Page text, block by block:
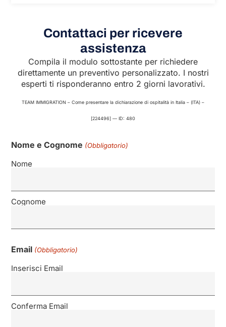
Contattaci per ricevere
assistenza
Compila il modulo sottostante per richiedere
direttamente un preventivo personalizzato. I nostri
esperti ti risponderanno entro 2 giorni lavorativi.
TEAM IMMIGRATION – Come presentare la dichiarazione di ospitalità in Italia – (ITA) –
[224496] — ID: 480
Nome e Cognome (Obbligatorio)
Nome
Cognome
Email (Obbligatorio)
Inserisci Email
Conferma Email